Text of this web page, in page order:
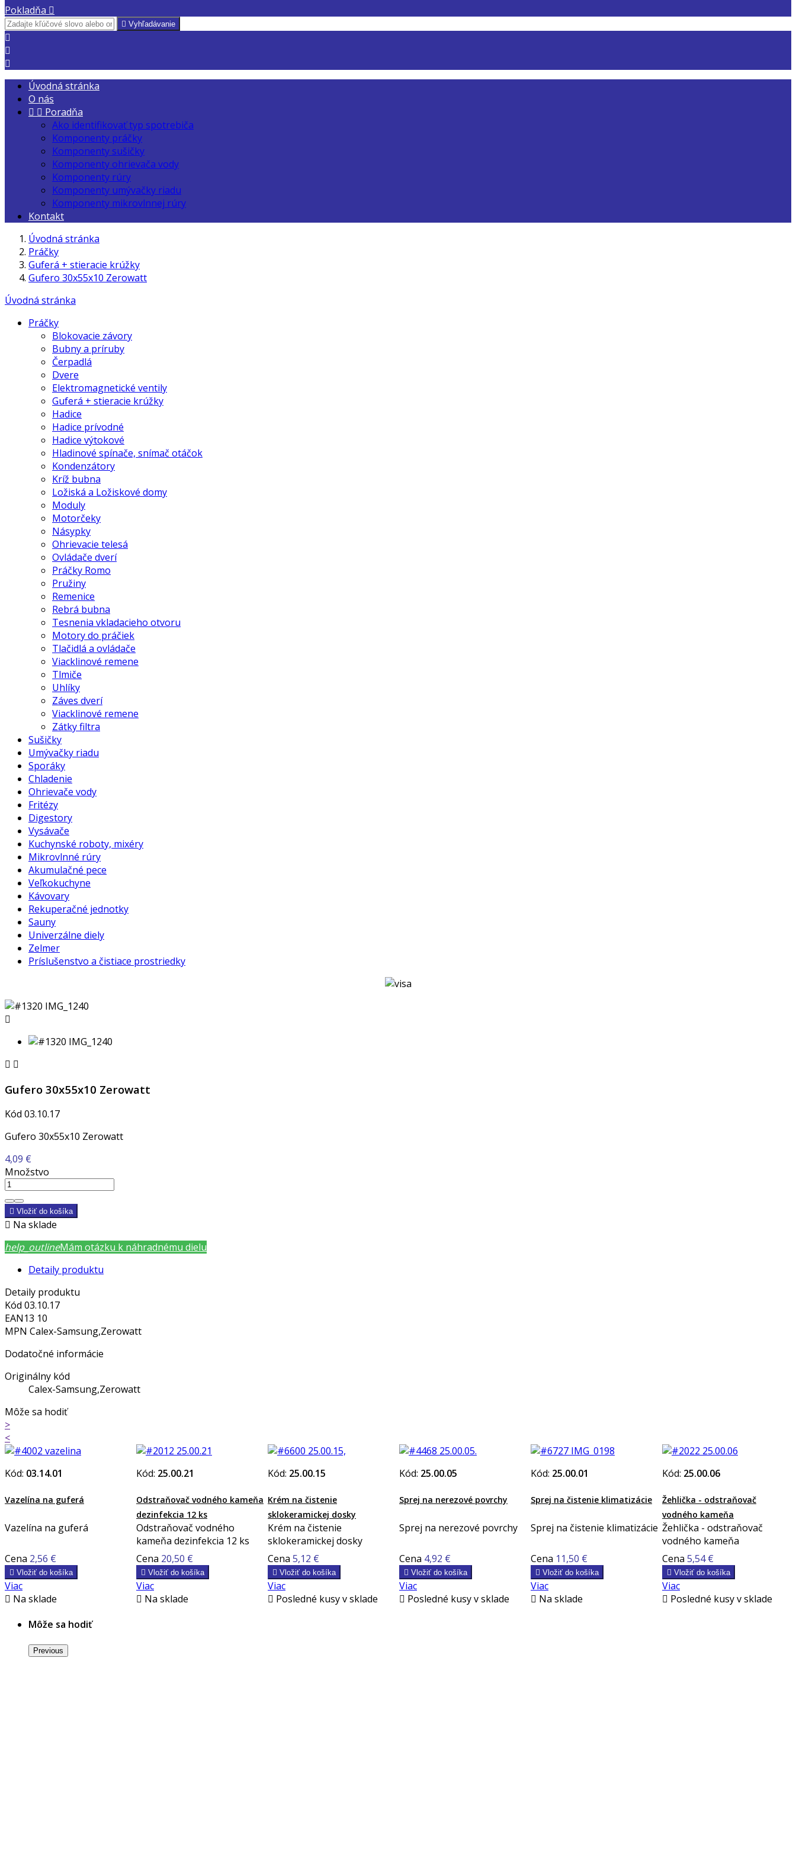
Pokladňa 
 Vyhľadávanie



Úvodná stránka
O nás
  Poradňa
Ako identifikovať typ spotrebiča
Komponenty práčky
Komponenty sušičky
Komponenty ohrievača vody
Komponenty rúry
Komponenty umývačky riadu
Komponenty mikrovlnnej rúry
Kontakt
Úvodná stránka
Práčky
Guferá + stieracie krúžky
Gufero 30x55x10 Zerowatt
Úvodná stránka
Práčky
Blokovacie závory
Bubny a príruby
Čerpadlá
Dvere
Elektromagnetické ventily
Guferá + stieracie krúžky
Hadice
Hadice prívodné
Hadice výtokové
Hladinové spínače, snímač otáčok
Kondenzátory
Kríž bubna
Ložiská a Ložiskové domy
Moduly
Motorčeky
Násypky
Ohrievacie telesá
Ovládače dverí
Práčky Romo
Pružiny
Remenice
Rebrá bubna
Tesnenia vkladacieho otvoru
Motory do práčiek
Tlačidlá a ovládače
Viacklinové remene
Tlmiče
Uhlíky
Záves dverí
Viacklinové remene
Zátky filtra
Sušičky
Umývačky riadu
Sporáky
Chladenie
Ohrievače vody
Fritézy
Digestory
Vysávače
Kuchynské roboty, mixéry
Mikrovlnné rúry
Akumulačné pece
Veľkokuchyne
Kávovary
Rekuperačné jednotky
Sauny
Univerzálne diely
Zelmer
Príslušenstvo a čistiace prostriedky

 
Gufero 30x55x10 Zerowatt
Kód 03.10.17
Gufero 30x55x10 Zerowatt
4,09 €
Množstvo
 Vložiť do košíka
 Na sklade
help_outlineMám otázku k náhradnému dielu
Detaily produktu
Detaily produktu
Kód 03.10.17
EAN13 10
MPN Calex-Samsung,Zerowatt
Dodatočné informácie
Originálny kód
Calex-Samsung,Zerowatt
Môže sa hodiť
>
<
Kód: 03.14.01
Vazelína na guferá
Vazelína na guferá
Cena 2,56 €
 Vložiť do košíka
Viac
 Na sklade
Kód: 25.00.21
Odstraňovač vodného kameňa
dezinfekcia 12 ks
Odstraňovač vodného
kameňa dezinfekcia 12 ks
Cena 20,50 €
 Vložiť do košíka
Viac
 Na sklade
Kód: 25.00.15
Krém na čistenie
sklokeramickej dosky
Krém na čistenie
sklokeramickej dosky
Cena 5,12 €
 Vložiť do košíka
Viac
 Posledné kusy v sklade
Kód: 25.00.05
Sprej na nerezové povrchy
Sprej na nerezové povrchy
Cena 4,92 €
 Vložiť do košíka
Viac
 Posledné kusy v sklade
Kód: 25.00.01
Sprej na čistenie klimatizácie
Sprej na čistenie klimatizácie
Cena 11,50 €
 Vložiť do košíka
Viac
 Na sklade
Kód: 25.00.06
Žehlička - odstraňovač
vodného kameňa
Žehlička - odstraňovač
vodného kameňa
Cena 5,54 €
 Vložiť do košíka
Viac
 Posledné kusy v sklade
Môže sa hodiť
Previous